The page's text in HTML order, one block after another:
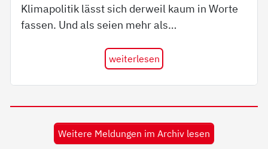
Klimapolitik lässt sich derweil kaum in Worte
fassen. Und als seien mehr als…
weiterlesen
Weitere Meldungen im Archiv lesen